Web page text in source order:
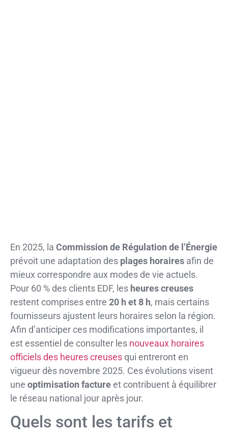
En 2025, la Commission de Régulation de l’Énergie
prévoit une adaptation des plages horaires afin de
mieux correspondre aux modes de vie actuels.
Pour 60 % des clients EDF, les heures creuses
restent comprises entre 20 h et 8 h, mais certains
fournisseurs ajustent leurs horaires selon la région.
Afin d’anticiper ces modifications importantes, il
est essentiel de consulter les nouveaux horaires
officiels des heures creuses qui entreront en
vigueur dès novembre 2025. Ces évolutions visent
une optimisation factureet contribuent à équilibrer
le réseau national jour après jour.
Quels sont les tarifs et